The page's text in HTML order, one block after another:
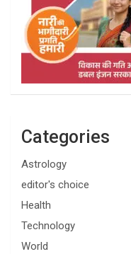
Categories
Astrology
editor's choice
Health
Technology
World